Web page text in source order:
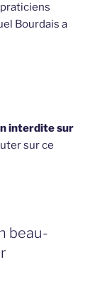
Bourdais a
interdite sur
sur ce
beau-